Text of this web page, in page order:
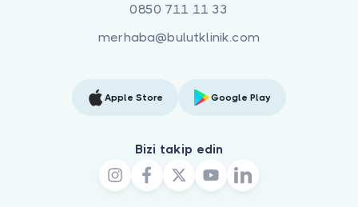
0850 711 11 33
merhaba@bulutklinik.com
Apple Store Google Play
Bizi takip edin